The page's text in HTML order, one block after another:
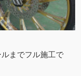
までフル施工で